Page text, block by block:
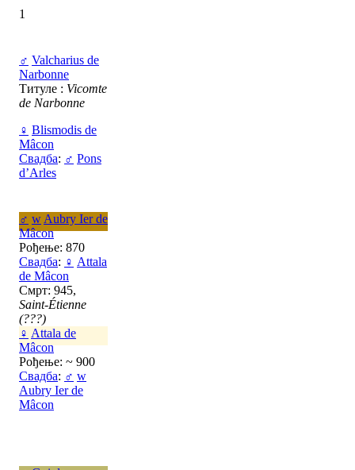
1
♂ Valcharius de
Narbonne
Титуле : Vicomte
de Narbonne
♀ Blismodis de
Mâcon
Свадба: ♂ Pons
d’Arles
♂ w Aubry Ier de
Mâcon
Рођење: 870
Свадба: ♀ Attala
de Mâcon
Смрт: 945,
Saint-Étienne
(???)
♀ Attala de
Mâcon
Рођење: ~ 900
Свадба: ♂ w
Aubry Ier de
Mâcon